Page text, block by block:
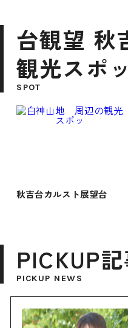
台観望 秋
観光スポ
SPOT
秋吉台カルスト展望台
PICKUP
PICKUP NEWS